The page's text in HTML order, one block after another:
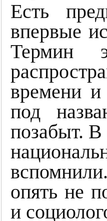
Есть
впервые
Термин
времени и
под
позабыт.
опять не
и